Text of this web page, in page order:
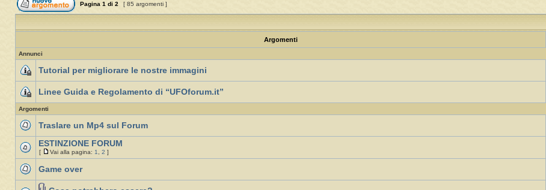
Pagina 1 di 2 [ 85 argomenti ]
Argomenti
Annunci
Tutorial per migliorare le nostre immagini
Linee Guida e Regolamento di “UFOforum.it”
Argomenti
Traslare un Mp4 sul Forum
ESTINZIONE FORUM
[ Vai alla pagina: 1, 2 ]
Game over